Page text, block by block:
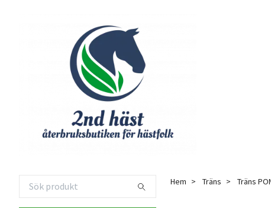
Hem Träns Träns